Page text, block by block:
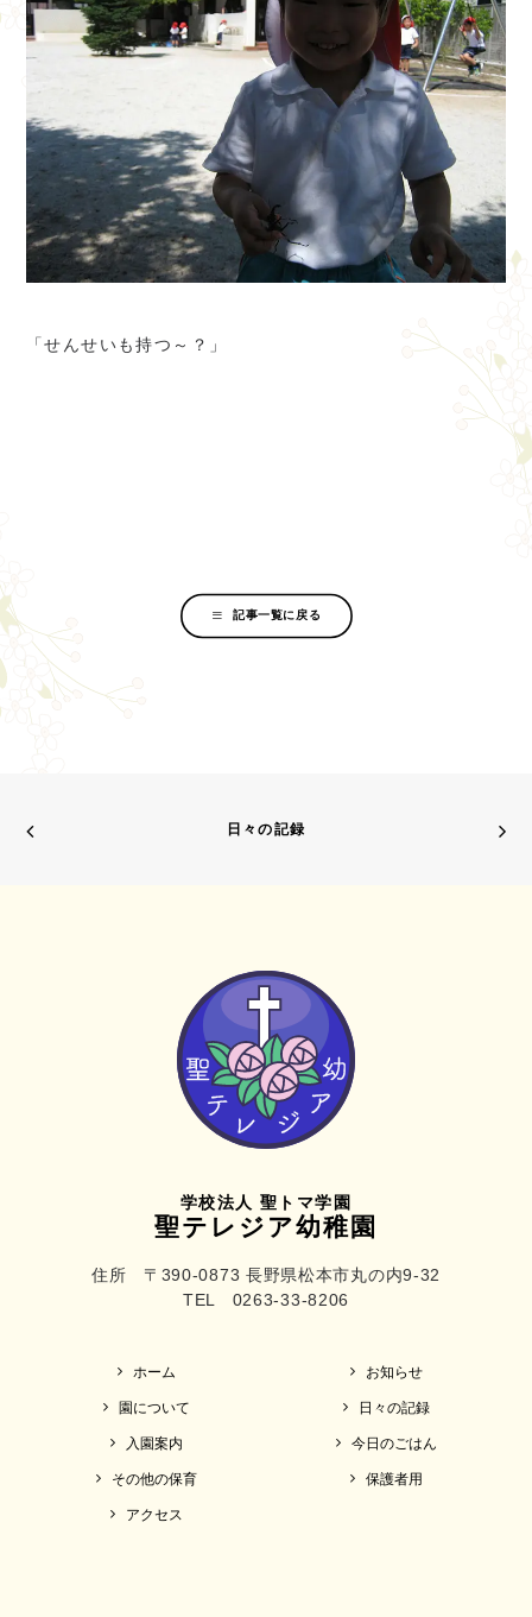
「せんせいも持つ～？」
記事一覧に戻る
日々の記録
学校法人 聖トマ学園
聖テレジア幼稚園
住所 〒390-0873 長野県松本市丸の内9-32
TEL 0263-33-8206
ホーム
園について
入園案内
その他の保育
アクセス
お知らせ
日々の記録
今日のごはん
保護者用